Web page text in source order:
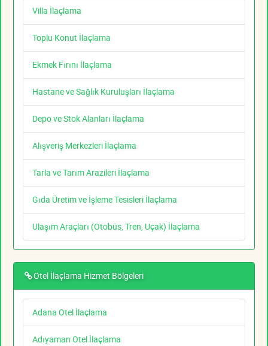
Villa İlaçlama
Toplu Konut İlaçlama
Ekmek Fırını İlaçlama
Hastane ve Sağlık Kuruluşları İlaçlama
Depo ve Stok Alanları İlaçlama
Alışveriş Merkezleri İlaçlama
Tarla ve Tarım Arazileri İlaçlama
Gıda Üretim ve İşleme Tesisleri İlaçlama
Ulaşım Araçları (Otobüs, Tren, Uçak) İlaçlama
Otel İlaçlama Hizmet Bölgeleri
Adana Otel İlaçlama
Adıyaman Otel İlaçlama